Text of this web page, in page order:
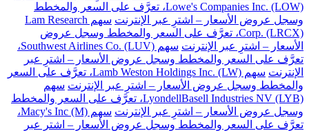
Lowe's Companies Inc. (LOW)، تعرَّف على السعر والمخطط
وسجل عروض الأسعار – اشترِ عبر الإنترنت
سهم Lam Research
Corp. (LRCX)، تعرَّف على السعر والمخطط وسجل عروض
الأسعار – اشترِ عبر الإنترنت
سهم Southwest Airlines Co. (LUV)،
تعرَّف على السعر والمخطط وسجل عروض الأسعار – اشترِ عبر
الإنترنت
سهم Lamb Weston Holdings Inc. (LW)، تعرَّف على السعر
والمخطط وسجل عروض الأسعار – اشترِ عبر الإنترنت سهم
LyondellBasell Industries NV (LYB)، تعرَّف على السعر والمخطط
وسجل عروض الأسعار – اشترِ عبر الإنترنت
سهم Macy's Inc (M)،
تعرَّف على السعر والمخطط وسجل عروض الأسعار – اشترِ عبر